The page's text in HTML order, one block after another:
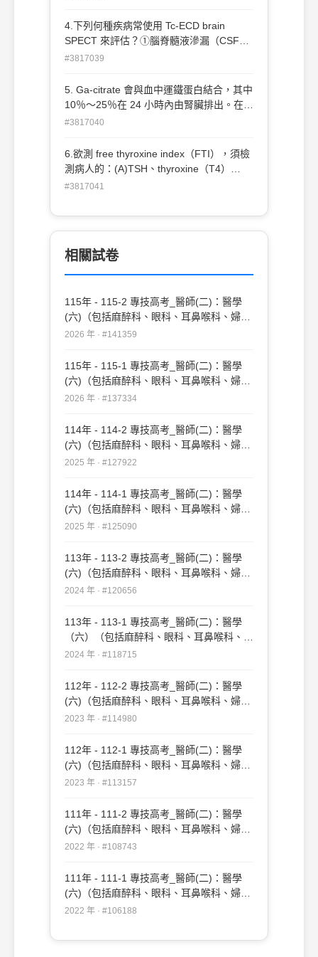
醫師做末期判斷 (C)請家人決定，因為病人
口齒不清，只能搖頭點頭 (D)等病人陷入昏
迷，再依照緊急救治的需要予以插管
4.下列何種疾病常使用 Tc-ECD brain
SPECT 來評估？①腦脊髓液滲漏（CSF
leakage） ②阿茲海默氏病 （Alzheimer's
智症（frontotemporal dementia）
(A)①②③ (B)②③④ (C)①②④ (D)①③④
#3817039
5. Ga-citrate 會與血中運鐵蛋白結合，其中
10％～25％在 24 小時內由腎臟排出。在
24 小時後其主要排出途徑為何？ (A)口水
#3817040
6.欲測 free thyroxine index（FTI），須檢
測病人的：(A)TSH、thyroxine（T4）
(B)thyroxine（T4）、T3 uptake (C)TSH、
白、T3 uptake 131
#3817041
相關試卷
115年 - 115-2 專技高考_醫師(二)：醫學
(六)（包括麻醉科、眼科、耳鼻喉科、婦產
科、復健科等科目及其相關臨床實例與醫學
2026 年 · #141359
115年 - 115-1 專技高考_醫師(二)：醫學
(六)（包括麻醉科、眼科、耳鼻喉科、婦產
科、復健科等科目及其相關臨床實例與醫學
2026 年 · #137334
114年 - 114-2 專技高考_醫師(二)：醫學
(六)（包括麻醉科、眼科、耳鼻喉科、婦產
科、復健科等科目及其相關臨床實例與醫學
2025 年 · #127922
114年 - 114-1 專技高考_醫師(二)：醫學
(六)（包括麻醉科、眼科、耳鼻喉科、婦產
科、復健科等科目及其相關臨床實例與醫學
2025 年 · #125090
113年 - 113-2 專技高考_醫師(二)：醫學
(六)（包括麻醉科、眼科、耳鼻喉科、婦產
科、復健科等科目及其相關臨床實例與醫學
2024 年 · #120656
113年 - 113-1 專技高考_醫師(二)：醫學
（六）（包括麻醉科、眼科、耳鼻喉科、婦
產科、復健科等科目及其相關臨床實例與醫
2024 年 · #118715
112年 - 112-2 專技高考_醫師(二)：醫學
(六)（包括麻醉科、眼科、耳鼻喉科、婦產
科、復健科等科目及其相關臨床實例與醫學
2023 年 · #114980
112年 - 112-1 專技高考_醫師(二)：醫學
(六)（包括麻醉科、眼科、耳鼻喉科、婦產
科、復健科等科目及其相關臨床實例與醫學
2023 年 · #113157
111年 - 111-2 專技高考_醫師(二)：醫學
(六)（包括麻醉科、眼科、耳鼻喉科、婦產
科、復健科等科目及其相關臨床實例與醫學
2022 年 · #108743
111年 - 111-1 專技高考_醫師(二)：醫學
(六)（包括麻醉科、眼科、耳鼻喉科、婦產
科、復健科等科目及其相關臨床實例與醫學
2022 年 · #106188